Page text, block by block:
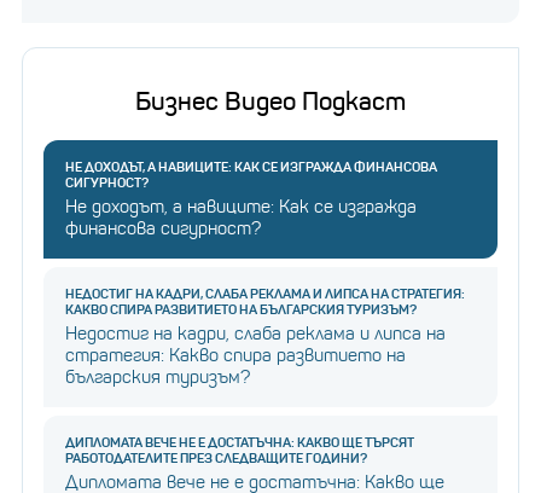
Бизнес Видео Подкаст
НЕ ДОХОДЪТ, А НАВИЦИТЕ: КАК СЕ ИЗГРАЖДА ФИНАНСОВА
СИГУРНОСТ?
Не доходът, а навиците: Как се изгражда
финансова сигурност?
НЕДОСТИГ НА КАДРИ, СЛАБА РЕКЛАМА И ЛИПСА НА СТРАТЕГИЯ:
КАКВО СПИРА РАЗВИТИЕТО НА БЪЛГАРСКИЯ ТУРИЗЪМ?
Недостиг на кадри, слаба реклама и липса на
стратегия: Какво спира развитието на
българския туризъм?
ДИПЛОМАТА ВЕЧЕ НЕ Е ДОСТАТЪЧНА: КАКВО ЩЕ ТЪРСЯТ
РАБОТОДАТЕЛИТЕ ПРЕЗ СЛЕДВАЩИТЕ ГОДИНИ?
Дипломата вече не е достатъчна: Какво ще